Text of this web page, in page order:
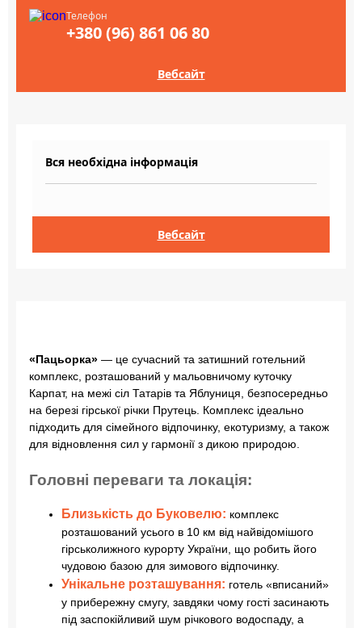
Телефон
+380 (96) 861 06 80
Вебсайт
Вся необхідна інформація
Вебсайт
«Пацьорка» — це сучасний та затишний готельний
комплекс, розташований у мальовничому куточку
Карпат, на межі сіл Татарів та Яблуниця, безпосередньо
на березі гірської річки Прутець. Комплекс ідеально
підходить для сімейного відпочинку, екотуризму, а також
для відновлення сил у гармонії з дикою природою.
Головні переваги та локація:
Близькість до Буковелю: комплекс
розташований усього в 10 км від найвідомішого
гірськолижного курорту України, що робить його
чудовою базою для зимового відпочинку.
Унікальне розташування: готель «вписаний»
у прибережну смугу, завдяки чому гості засинають
під заспокійливий шум річкового водоспаду, а